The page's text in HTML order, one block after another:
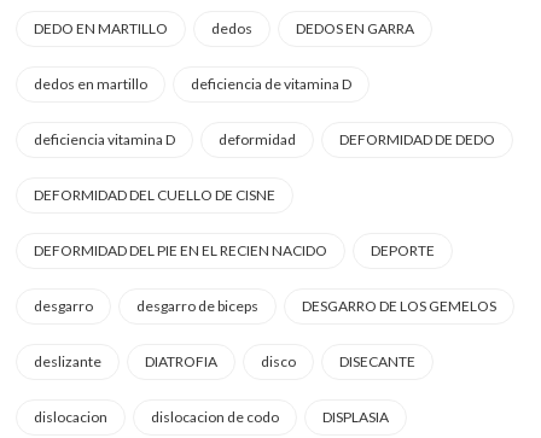
DEDO EN MARTILLO dedos DEDOS EN GARRA
dedos en martillo deficiencia de vitamina D
deficiencia vitamina D deformidad DEFORMIDAD DE DEDO
DEFORMIDAD DEL CUELLO DE CISNE
DEFORMIDAD DEL PIE EN EL RECIEN NACIDO DEPORTE
desgarro desgarro de biceps DESGARRO DE LOS GEMELOS
deslizante DIATROFIA disco DISECANTE
dislocacion dislocacion de codo DISPLASIA